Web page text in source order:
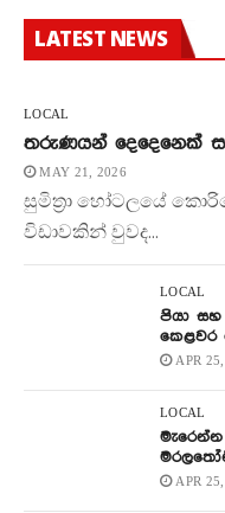
LATEST NEWS
LOCAL
තරුණයන් දෙදෙනෙක්
MAY 21, 2026
සුමිත්‍රා හෝටලයේ
විඩාවකින් වුවද...
LOCAL
පියා
කෙළවර
APR
LOCAL
APR